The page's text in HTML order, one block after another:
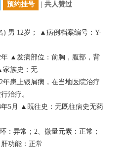
预约挂号 | 共人赞过
12岁； ▲病例档案编号：Y-
▲发病部位：前胸，腹部，背
家族史：无
患上银屑病，在当地医院治疗
治疗。
月 ▲既往史：无既往病史无药
异常；2、微量元素：正常；
功能：正常